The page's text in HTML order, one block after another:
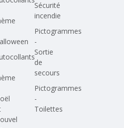
Sécurité
incendie
Pictogrammes
-
Sortie
de
secours
Pictogrammes
-
Toilettes